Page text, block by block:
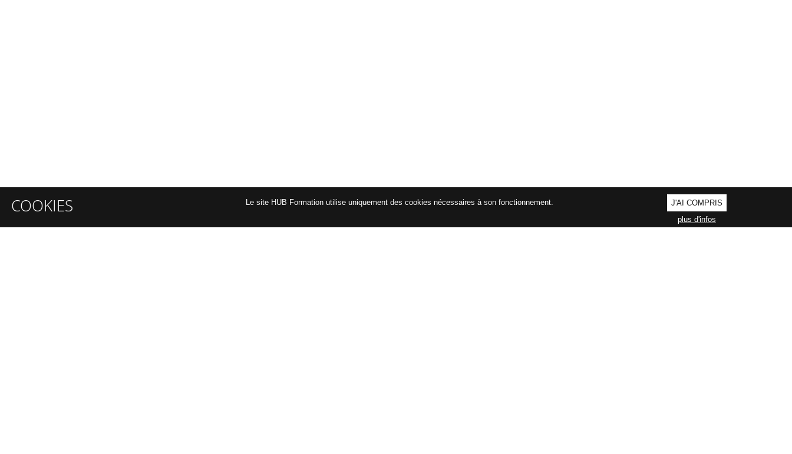
COOKIES Le site HUB Formation utilise uniquement des cookies nécessaires à son fonctionnement.
J'AI COMPRIS
plus d'infos